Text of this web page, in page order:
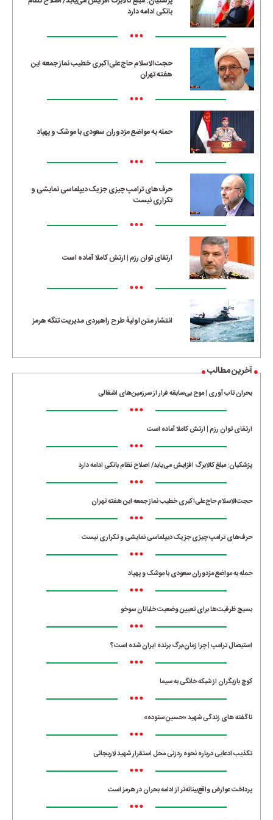
بانکی ادامه دارد
•••
حجت‌الاسلام حاج‌علی‌اکبری خطیب نماز جمعه این
هفته تهران
•••
حمله به مواضع مزدوران سعودی با موشک و پهپاد
•••
حرف‌های ترامپ چیزی جز یک دیپلماسی نمایشی و
تکراری نیست
•••
ارتقای توان رزم | ارتش کاملا آماده است
•••
انتشار متن اولیۀ طرح راهبردی مدیریت تنگه هرمز
آخرین مطالب
بحران تاب آوری | موج بی‌سابقه فرار از سرزمین‌های اشغالی
•••
ارتقای توان رزم | ارتش کاملا آماده است
•••
پزشکیان: مبلغ کالابرگ افزایش می‌یابد/ اصلاح نظام بانکی ادامه دارد
•••
حجت‌الاسلام حاج‌علی‌اکبری خطیب نماز جمعه این هفته تهران
•••
حرف‌های ترامپ چیزی جز یک دیپلماسی نمایشی و تکراری نیست
•••
حمله به مواضع مزدوران سعودی با موشک و پهپاد
•••
بسیج ظرفیت‌ها برای تعیین وضعیت خلبانان سوخو
•••
استیصال ترامپ | چرا زمان،برگ برنده ایران شده است؟
•••
کوچ بازیگران از شبکه خانگی به سیما
•••
ناگفته های زندگی شهید «حسین ستوده»
•••
تکذیب ادعایی درباره نحوه ردزنی محل استقرار شهید لاریجانی
•••
پرداخت عوارض واقع‌بینانه‌تر از ادامه بحران در هرمز است
•••